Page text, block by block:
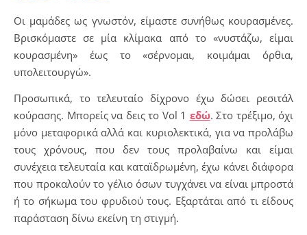
Οι μαμάδες ως γνωστόν, είμαστε συνήθως κουρασμένες.
Βρισκόμαστε σε μία κλίμακα από το «νυστάζω, είμαι
κουρασμένη» έως το «σέρνομαι, κοιμάμαι όρθια,
υπολειτουργώ».
Προσωπικά, το τελευταίο δίχρονο έχω δώσει ρεσιτάλ
κούρασης. Μπορείς να δεις το Vol 1 εδώ. Στο τρέξιμο, όχι
μόνο μεταφορικά αλλά και κυριολεκτικά, για να προλάβω
τους χρόνους, που δεν τους προλαβαίνω και είμαι
συνέχεια τελευταία και καταϊδρωμένη, έχω κάνει διάφορα
που προκαλούν το γέλιο όσων τυγχάνει να είναι μπροστά
ή το σήκωμα του φρυδιού τους. Εξαρτάται από τι είδους
παράσταση δίνω εκείνη τη στιγμή.